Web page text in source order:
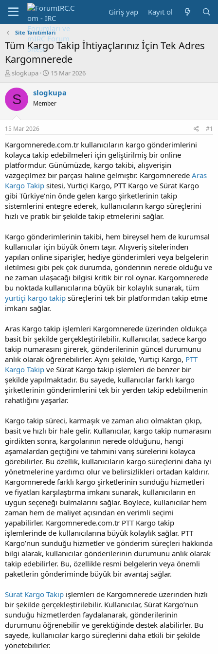
Giriş yap Kayıt ol
Site Tanıtımları
Tüm Kargo Takip İhtiyaçlarınız İçin Tek Adres
Kargomnerede
K
n
b
u
u
b
a
ş
l
a
t
a
n
slogkupa
B
ş
a
ç
a
r
i
h
i
15 Mar 2026
S slogkupa
Member
15 Mar 2026 #1
Kargomnerede.com.tr kullanıcıların kargo gönderimlerini
kolayca takip edebilmeleri için geliştirilmiş bir online
platformdur. Günümüzde, kargo takibi, alışverişin
vazgeçilmez bir parçası haline gelmiştir. Kargomnerede Aras
Kargo Takip sitesi, Yurtiçi Kargo, PTT Kargo ve Sürat Kargo
gibi Türkiye’nin önde gelen kargo şirketlerinin takip
sistemlerini entegre ederek, kullanıcıların kargo süreçlerini
hızlı ve pratik bir şekilde takip etmelerini sağlar.
Kargo gönderimlerinin takibi, hem bireysel hem de kurumsal
kullanıcılar için büyük önem taşır. Alışveriş sitelerinden
yapılan online siparişler, hediye gönderimleri veya belgelerin
iletilmesi gibi pek çok durumda, gönderinin nerede olduğu ve
ne zaman ulaşacağı bilgisi kritik bir rol oynar. Kargomnerede
bu noktada kullanıcılarına büyük bir kolaylık sunarak, tüm
yurtiçi kargo takip süreçlerini tek bir platformdan takip etme
imkanı sağlar.
Aras Kargo takip işlemleri Kargomnerede üzerinden oldukça
basit bir şekilde gerçekleştirilebilir. Kullanıcılar, sadece kargo
takip numarasını girerek, gönderilerinin güncel durumunu
anlık olarak öğrenebilirler. Aynı şekilde, Yurtiçi Kargo, PTT
Kargo Takip ve Sürat Kargo takip işlemleri de benzer bir
şekilde yapılmaktadır. Bu sayede, kullanıcılar farklı kargo
şirketlerinin gönderimlerini tek bir yerden takip edebilmenin
rahatlığını yaşarlar.
Kargo takip süreci, karmaşık ve zaman alıcı olmaktan çıkıp,
basit ve hızlı bir hale gelir. Kullanıcılar, kargo takip numarasını
girdikten sonra, kargolarının nerede olduğunu, hangi
aşamalardan geçtiğini ve tahmini varış sürelerini kolayca
görebilirler. Bu özellik, kullanıcıların kargo süreçlerini daha iyi
yönetmelerine yardımcı olur ve belirsizlikleri ortadan kaldırır.
Kargomnerede farklı kargo şirketlerinin sunduğu hizmetleri
ve fiyatları karşılaştırma imkanı sunarak, kullanıcıların en
uygun seçeneği bulmalarını sağlar. Böylece, kullanıcılar hem
zaman hem de maliyet açısından en verimli seçimi
yapabilirler. Kargomnerede.com.tr PTT Kargo takip
işlemlerinde de kullanıcılarına büyük kolaylık sağlar. PTT
Kargo’nun sunduğu hizmetler ve gönderim süreçleri hakkında
bilgi alarak, kullanıcılar gönderilerinin durumunu anlık olarak
takip edebilirler. Bu, özellikle resmi belgelerin veya önemli
paketlerin gönderiminde büyük bir avantaj sağlar.
Sürat Kargo Takip işlemleri de Kargomnerede üzerinden hızlı
bir şekilde gerçekleştirilebilir. Kullanıcılar, Sürat Kargo’nun
sunduğu hizmetlerden faydalanarak, gönderilerinin
durumunu öğrenebilir ve gerektiğinde destek alabilirler. Bu
sayede, kullanıcılar kargo süreçlerini daha etkili bir şekilde
yönetebilirler.